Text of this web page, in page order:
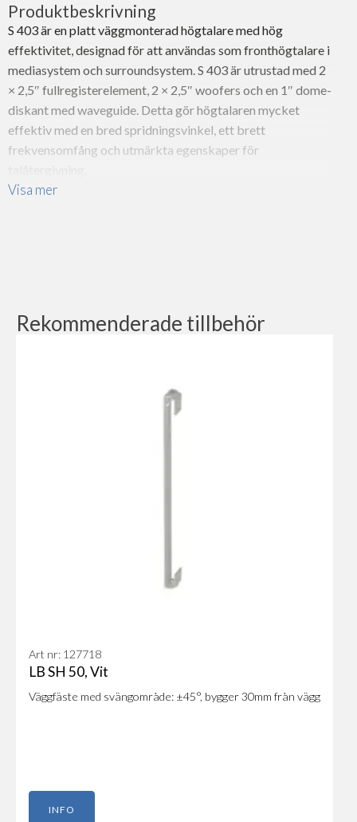
Produktbeskrivning
S 403 är en platt väggmonterad högtalare med hög
effektivitet, designad för att användas som fronthögtalare i
mediasystem och surroundsystem. S 403 är utrustad med 2
× 2,5″ fullregisterelement, 2 × 2,5″ woofers och en 1″ dome-
diskant med waveguide. Detta gör högtalaren mycket
effektiv med en bred spridningsvinkel, ett brett
frekvensomfång och utmärkta egenskaper för
Vi rekommenderar att använda SUB 20 (A) eller SUB 40 (A)
Platt väggmonterad högtalare
Spridningsvinkel: 100° × 100° (H × V)
Visa mer
Rekommenderade tillbehör
Art nr: 127718
LB SH 50, Vit
Väggfäste med svängområde: ±45°, bygger 30mm från vägg
INFO